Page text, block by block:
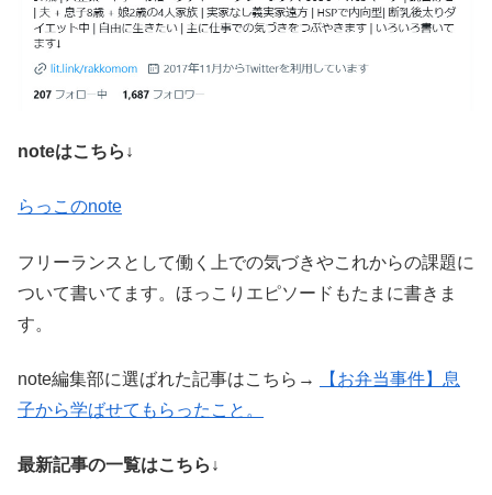
noteはこちら↓
らっこのnote
フリーランスとして働く上での気づきやこれからの課題に
ついて書いてます。ほっこりエピソードもたまに書きま
す。
note編集部に選ばれた記事はこちら→
【お弁当事件】息
子から学ばせてもらったこと。
最新記事の一覧はこちら↓